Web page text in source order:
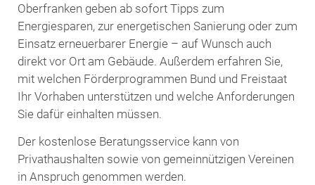
Oberfranken geben ab sofort Tipps zum
Energiesparen, zur energetischen Sanierung oder zum
Einsatz erneuerbarer Energie – auf Wunsch auch
direkt vor Ort am Gebäude. Außerdem erfahren Sie,
mit welchen Förderprogrammen Bund und Freistaat
Ihr Vorhaben unterstützen und welche Anforderungen
Sie dafür einhalten müssen.
Der kostenlose Beratungsservice kann von
Privathaushalten sowie von gemeinnützigen Vereinen
in Anspruch genommen werden.